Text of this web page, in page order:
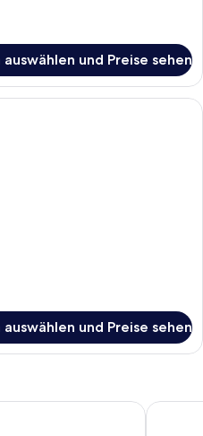
und Preise sehen
Ein modernes Hotelzimmer mit
und Preise sehen
- North Riverside by IHG